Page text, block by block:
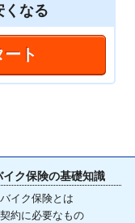
くなる
ト
イク保険の基礎知識
バイク保険とは
契約に必要なもの